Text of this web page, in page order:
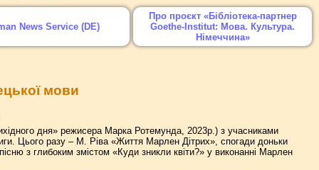
News Service (DE)
Про проєкт «Бібліотека-партнер
Goethe-Institut: Мова. Культура.
Німеччина»
мови
дня» режисера Марка Ротемунда, 2023р.) з учасниками
Цього разу – М. Ріва «Життя Марлен Дітрих», спогади доньки
з глибоким змістом «Куди зникли квіти?» у виконанні Марлен